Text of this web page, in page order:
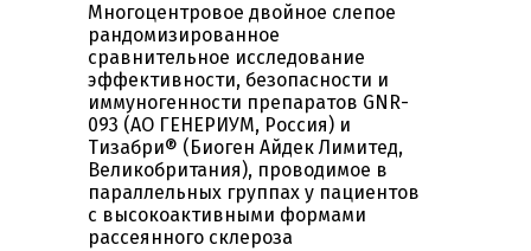
Многоцентровое двойное слепое
рандомизированное
сравнительное исследование
эффективности, безопасности и
иммуногенности препаратов GNR-
093 (АО ГЕНЕРИУМ, Россия) и
Тизабри® (Биоген Айдек Лимитед,
Великобритания), проводимое в
параллельных группах у пациентов
с высокоактивными формами
рассеянного склероза